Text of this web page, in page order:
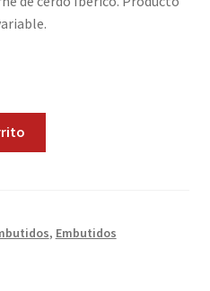
, Embutidos